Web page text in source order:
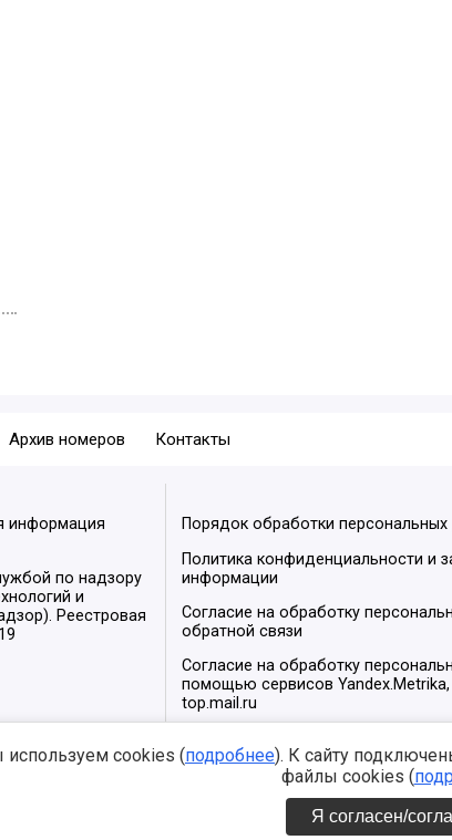
Архив номеров Контакты
информация
по надзору
и
Реестровая
Порядок обработки
Политика конфиденциальности и
информации
Согласие на обработку
обратной связи
Согласие на обработку
помощью сервисов Yandex.Metrika,
top.mail.ru
cookies (подробнее). К сайту
файлы cookies (
Я согласен/